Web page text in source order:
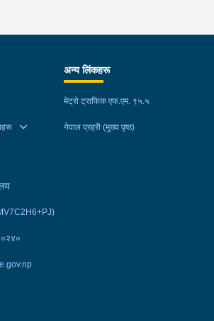
२० ग्राम फेला परेको । लागुऔषध सहित
उपमहानगरपालिका-१९, बस्तिपुर बस्ने वर्ष
अन्य लिंकहरू
मेट्रो ट्राफिक एफ.एम. ९५.५
नेपाल प्रहरी (मुख्य पृष्ठ)